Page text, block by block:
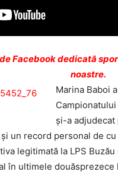
Facebook dedicată
noastre.
Marina Baboi
şi-a adjudecat
un record personal de
legitimată la LPS
în ultimele douăsprezece